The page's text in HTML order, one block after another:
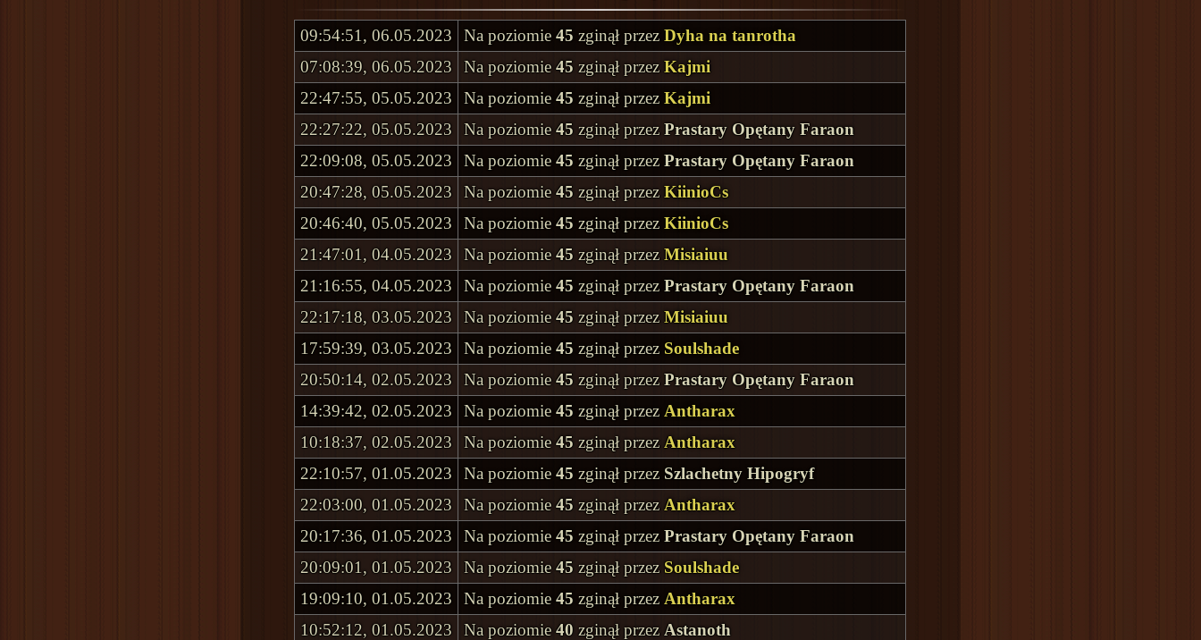
09:54:51, 06.05.2023 Na poziomie45 zginął przezDyha na tanrotha
07:08:39, 06.05.2023
Na poziomie45 zginął przezKajmi
22:47:55, 05.05.2023
Na poziomie45 zginął przezKajmi
22:27:22, 05.05.2023
Na poziomie45 zginął przezPrastary Opętany Faraon
22:09:08, 05.05.2023
Na poziomie45 zginął przezPrastary Opętany Faraon
20:47:28, 05.05.2023
Na poziomie45 zginął przezKiinioCs
20:46:40, 05.05.2023
Na poziomie45 zginął przezKiinioCs
21:47:01, 04.05.2023
Na poziomie45 zginął przezMisiaiuu
21:16:55, 04.05.2023
Na poziomie45 zginął przezPrastary Opętany Faraon
22:17:18, 03.05.2023
Na poziomie45 zginął przezMisiaiuu
17:59:39, 03.05.2023
Na poziomie45 zginął przez Soulshade
20:50:14, 02.05.2023
Na poziomie45 zginął przezPrastary Opętany Faraon
14:39:42, 02.05.2023
Na poziomie45 zginął przez Antharax
10:18:37, 02.05.2023
Na poziomie45 zginął przezAntharax
22:10:57, 01.05.2023
Na poziomie45 zginął przez Szlachetny Hipogryf
22:03:00, 01.05.2023
Na poziomie45 zginął przezAntharax
20:17:36, 01.05.2023
Na poziomie45 zginął przezPrastary Opętany Faraon
20:09:01, 01.05.2023
Na poziomie45 zginął przezSoulshade
19:09:10, 01.05.2023
Na poziomie45 zginął przez Antharax
10:52:12, 01.05.2023
Na poziomie40 zginął przezAstanoth